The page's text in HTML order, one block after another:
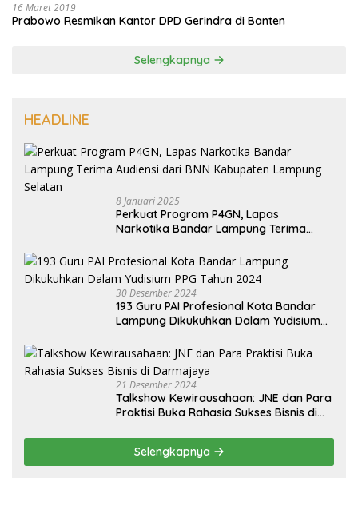
16 Maret 2019
Prabowo Resmikan Kantor DPD Gerindra di Banten
Selengkapnya
HEADLINE
8 Januari 2025
Perkuat Program P4GN, Lapas
Narkotika Bandar Lampung Terima
Selatan
30 Desember 2024
193 Guru PAI Profesional Kota Bandar
Lampung Dikukuhkan Dalam Yudisium
21 Desember 2024
Talkshow Kewirausahaan: JNE dan Para
Praktisi Buka Rahasia Sukses Bisnis di
Selengkapnya